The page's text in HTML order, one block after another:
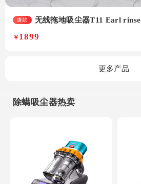
爆款 无线拖地吸尘器T11 Earl rinse
￥ 1899
更多产品
除螨吸尘器热卖